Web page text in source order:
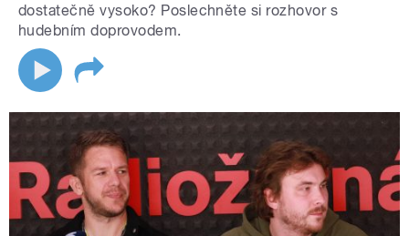
dostatečně vysoko? Poslechněte si rozhovor s
hudebním doprovodem.